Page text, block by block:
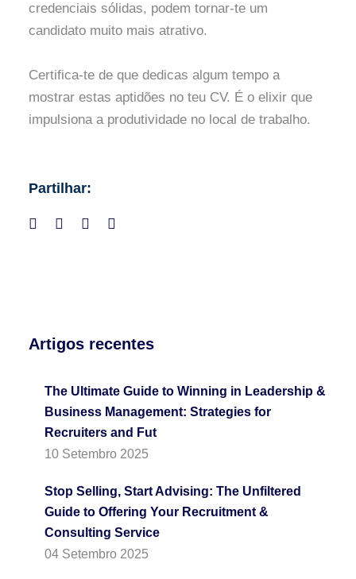
Artigos recentes
The Ultimate Guide to Winning in Leadership &
Business Management: Strategies for
Recruiters and Fut
10 Setembro 2025
Stop Selling, Start Advising: The Unfiltered
Guide to Offering Your Recruitment &
Consulting Service
04 Setembro 2025
credenciais sólidas, podem tornar-te um
candidato muito mais atrativo.
Certifica-te de que dedicas algum tempo a
mostrar estas aptidões no teu CV. É o elixir que
impulsiona a produtividade no local de trabalho.
Partilhar: